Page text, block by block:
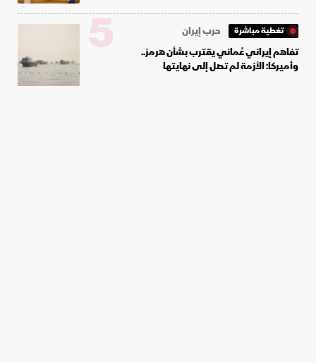
تغطية مباشرة
حرب إيران
تفاهم إيراني عُماني يقترب بشأن هرمز..
وأميركا: الأزمة لم تصل إلى نهايتها
5